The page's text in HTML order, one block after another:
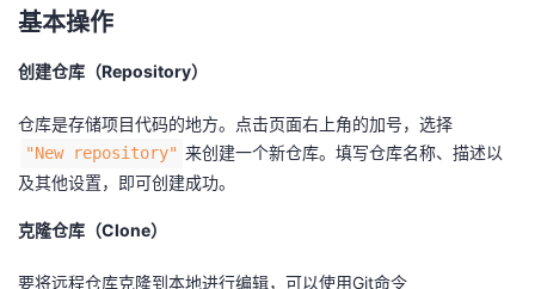
基本操作
创建仓库（Repository）
仓库是存储项目代码的地方。点击页面右上角的加号，选择
"New repository" 来创建一个新仓库。填写仓库名称、描述以
及其他设置，即可创建成功。
克隆仓库（Clone）
要将远程仓库克隆到本地进行编辑，可以使用Git命令